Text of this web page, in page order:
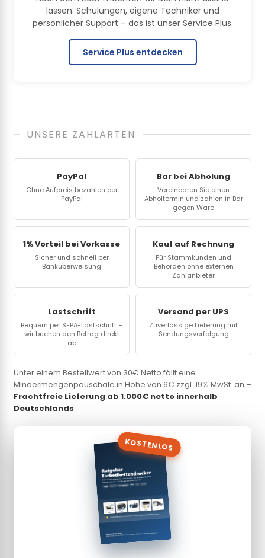
lassen. Schulungen, eigene Techniker und
persönlicher Support – das ist unser Service Plus.
Service Plus entdecken
UNSERE ZAHLARTEN
PayPal
Ohne Aufpreis bezahlen per
PayPal
Bar bei Abholung
Vereinbaren Sie einen
Abholtermin und zahlen in Bar
gegen Ware
1% Vorteil bei Vorkasse
Sicher und schnell per
Banküberweisung
Kauf auf Rechnung
Für Stammkunden und
Behörden ohne externen
Zahlanbieter
Lastschrift
Bequem per SEPA-Lastschrift –
wir buchen den Betrag direkt
ab
Versand per UPS
Zuverlässige Lieferung mit
Sendungsverfolgung
Unter einem Bestellwert von 30€ Netto fällt eine
Mindermengenpauschale in Höhe von 6€ zzgl. 19% MwSt. an –
Frachtfreie Lieferung ab 1.000€ netto innerhalb
Deutschlands
KOSTENLOS